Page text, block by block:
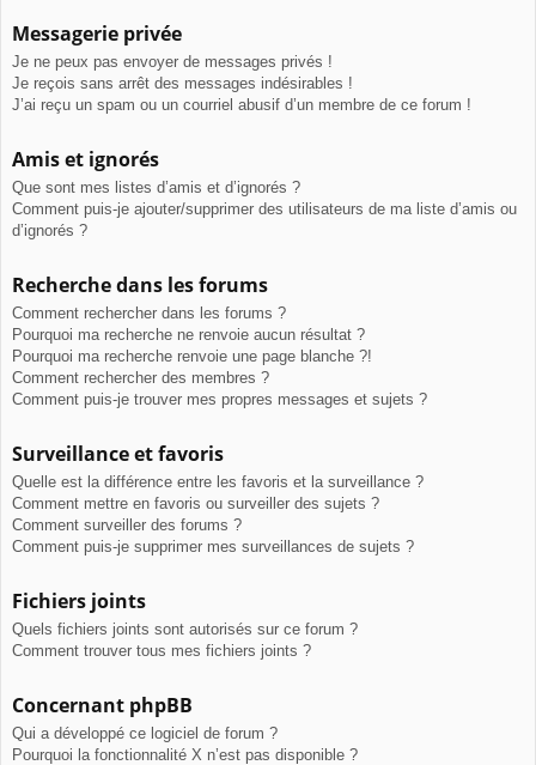
Messagerie privée
Je ne peux pas envoyer de messages privés !
Je reçois sans arrêt des messages indésirables !
J’ai reçu un spam ou un courriel abusif d’un membre de ce forum !
Amis et ignorés
Que sont mes listes d’amis et d’ignorés ?
Comment puis-je ajouter/supprimer des utilisateurs de ma liste d’amis ou
d’ignorés ?
Recherche dans les forums
Comment rechercher dans les forums ?
Pourquoi ma recherche ne renvoie aucun résultat ?
Pourquoi ma recherche renvoie une page blanche ?!
Comment rechercher des membres ?
Comment puis-je trouver mes propres messages et sujets ?
Surveillance et favoris
Quelle est la différence entre les favoris et la surveillance ?
Comment mettre en favoris ou surveiller des sujets ?
Comment surveiller des forums ?
Comment puis-je supprimer mes surveillances de sujets ?
Fichiers joints
Quels fichiers joints sont autorisés sur ce forum ?
Comment trouver tous mes fichiers joints ?
Concernant phpBB
Qui a développé ce logiciel de forum ?
Pourquoi la fonctionnalité X n’est pas disponible ?